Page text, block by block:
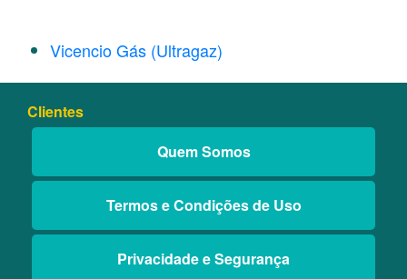
Vicencio Gás (Ultragaz)
Clientes
Quem Somos
Termos e Condições de Uso
Privacidade e Segurança